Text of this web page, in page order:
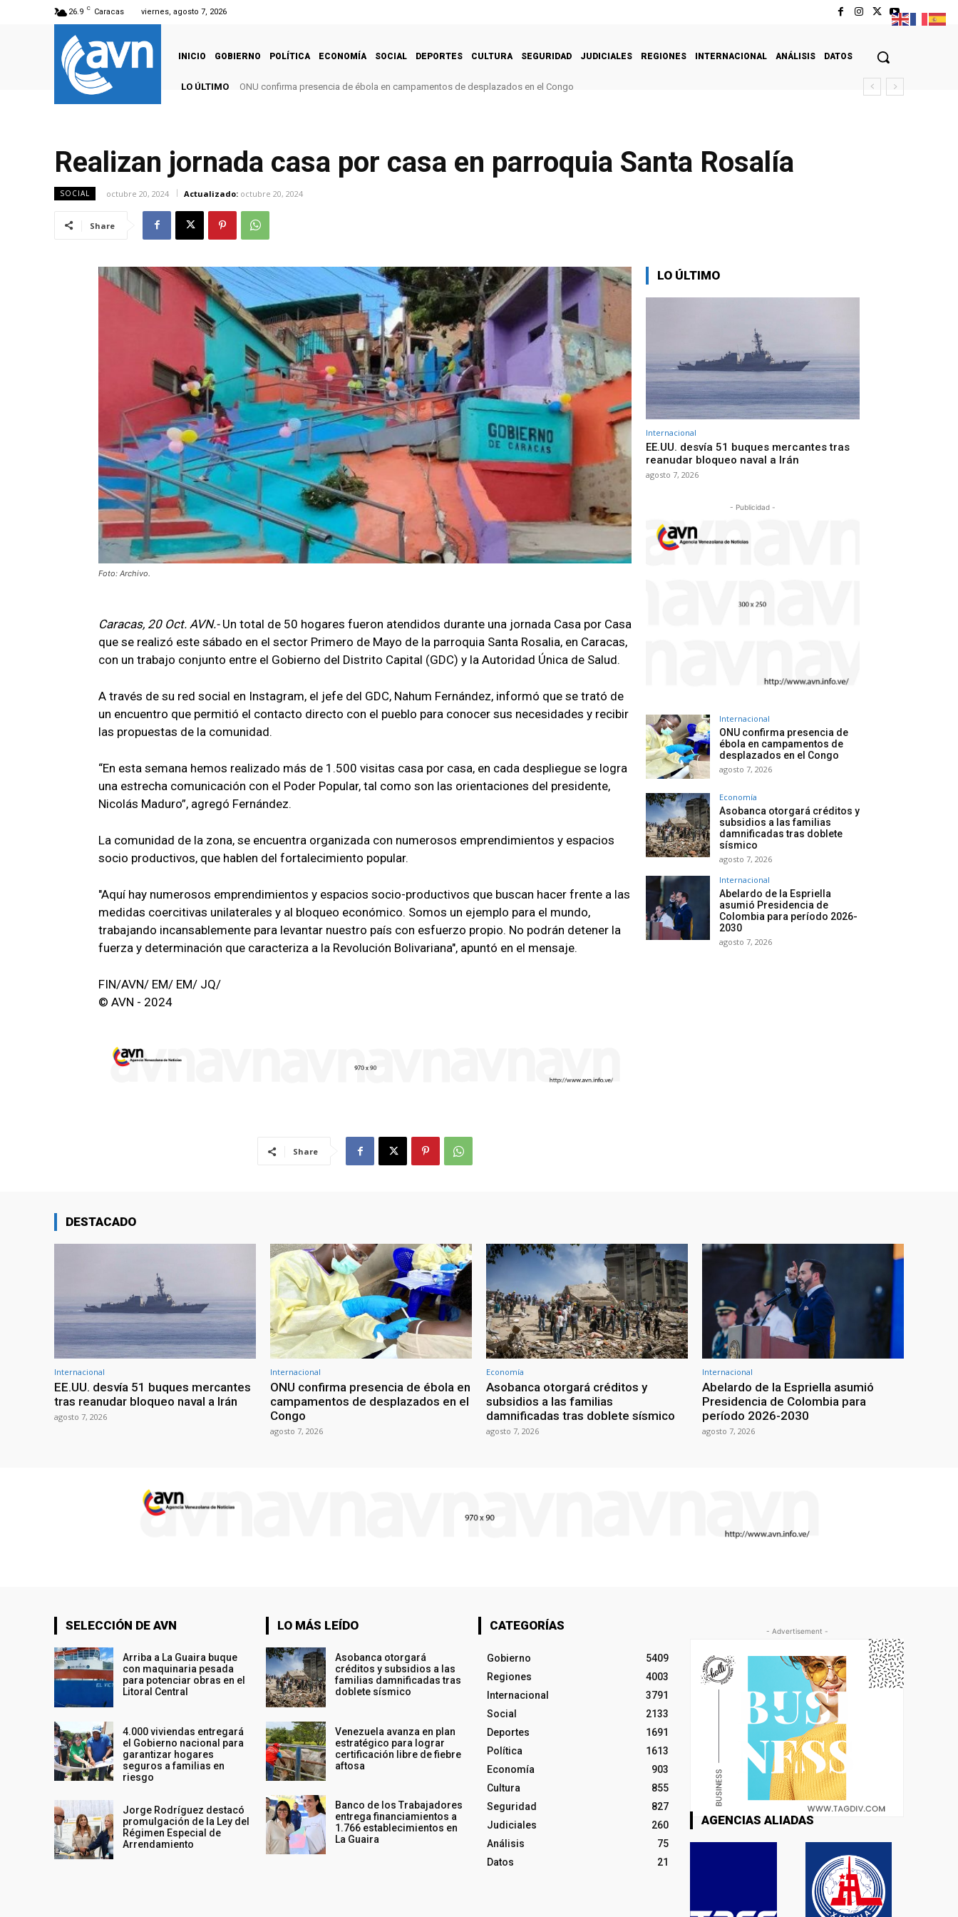
26.9 C Caracas viernes, agosto 7, 2026
INICIO GOBIERNO POLÍTICA ECONOMÍA SOCIAL DEPORTES CULTURA SEGURIDAD JUDICIALES REGIONES INTERNACIONAL ANÁLISIS DATOS
LO ÚLTIMO ONU confirma presencia de ébola en campamentos de desplazados en el Congo
Realizan jornada casa por casa en parroquia Santa Rosalía
SOCIAL octubre 20, 2024 Actualizado: octubre 20, 2024
Share
Foto: Archivo.
Caracas, 20 Oct. AVN.- Un total de 50 hogares fueron atendidos durante una jornada Casa por Casa
que se realizó este sábado en el sector Primero de Mayo de la parroquia Santa Rosalia, en Caracas,
con un trabajo conjunto entre el Gobierno del Distrito Capital (GDC) y la Autoridad Única de Salud.
A través de su red social en Instagram, el jefe del GDC, Nahum Fernández, informó que se trató de
un encuentro que permitió el contacto directo con el pueblo para conocer sus necesidades y recibir
las propuestas de la comunidad.
“En esta semana hemos realizado más de 1.500 visitas casa por casa, en cada despliegue se logra
una estrecha comunicación con el Poder Popular, tal como son las orientaciones del presidente,
Nicolás Maduro”, agregó Fernández.
La comunidad de la zona, se encuentra organizada con numerosos emprendimientos y espacios
socio productivos, que hablen del fortalecimiento popular.
"Aquí hay numerosos emprendimientos y espacios socio-productivos que buscan hacer frente a las
medidas coercitivas unilaterales y al bloqueo económico. Somos un ejemplo para el mundo,
trabajando incansablemente para levantar nuestro país con esfuerzo propio. No podrán detener la
fuerza y determinación que caracteriza a la Revolución Bolivariana", apuntó en el mensaje.
FIN/AVN/ EM/ EM/ JQ/
© AVN - 2024
Share
LO ÚLTIMO
Internacional
EE.UU. desvía 51 buques mercantes tras
reanudar bloqueo naval a Irán
agosto 7, 2026
- Publicidad -
Internacional
ONU confirma presencia de
ébola en campamentos de
desplazados en el Congo
agosto 7, 2026
Economía
Asobanca otorgará créditos y
subsidios a las familias
damnificadas tras doblete
sísmico
agosto 7, 2026
Internacional
Abelardo de la Espriella
asumió Presidencia de
Colombia para período 2026-
2030
agosto 7, 2026
DESTACADO
Internacional
EE.UU. desvía 51 buques mercantes
tras reanudar bloqueo naval a Irán
agosto 7, 2026
Internacional
ONU confirma presencia de ébola en
campamentos de desplazados en el
Congo
agosto 7, 2026
Economía
Asobanca otorgará créditos y
subsidios a las familias
damnificadas tras doblete sísmico
agosto 7, 2026
Internacional
Abelardo de la Espriella asumió
Presidencia de Colombia para
período 2026-2030
agosto 7, 2026
SELECCIÓN DE AVN
Arriba a La Guaira buque
con maquinaria pesada
para potenciar obras en el
Litoral Central
4.000 viviendas entregará
el Gobierno nacional para
garantizar hogares
seguros a familias en
riesgo
Jorge Rodríguez destacó
promulgación de la Ley del
Régimen Especial de
Arrendamiento
LO MÁS LEÍDO
Asobanca otorgará
créditos y subsidios a las
familias damnificadas tras
doblete sísmico
Venezuela avanza en plan
estratégico para lograr
certificación libre de fiebre
aftosa
Banco de los Trabajadores
entrega financiamientos a
1.766 establecimientos en
La Guaira
CATEGORÍAS
Gobierno
5409
Regiones
4003
Internacional
3791
Social
2133
Deportes
1691
Política
1613
Economía
903
Cultura
855
Seguridad
827
Judiciales
260
Análisis
75
Datos
21
- Advertisement -
AGENCIAS ALIADAS